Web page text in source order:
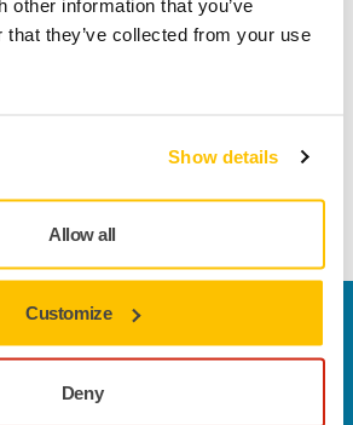
other information that you’ve
that they’ve collected from your use
Show details
Allow all
Customize
Deny
alsidig brug og med meget
klud.
mere?Kontakt os,så vil vores
besvare dine spørgsmål.